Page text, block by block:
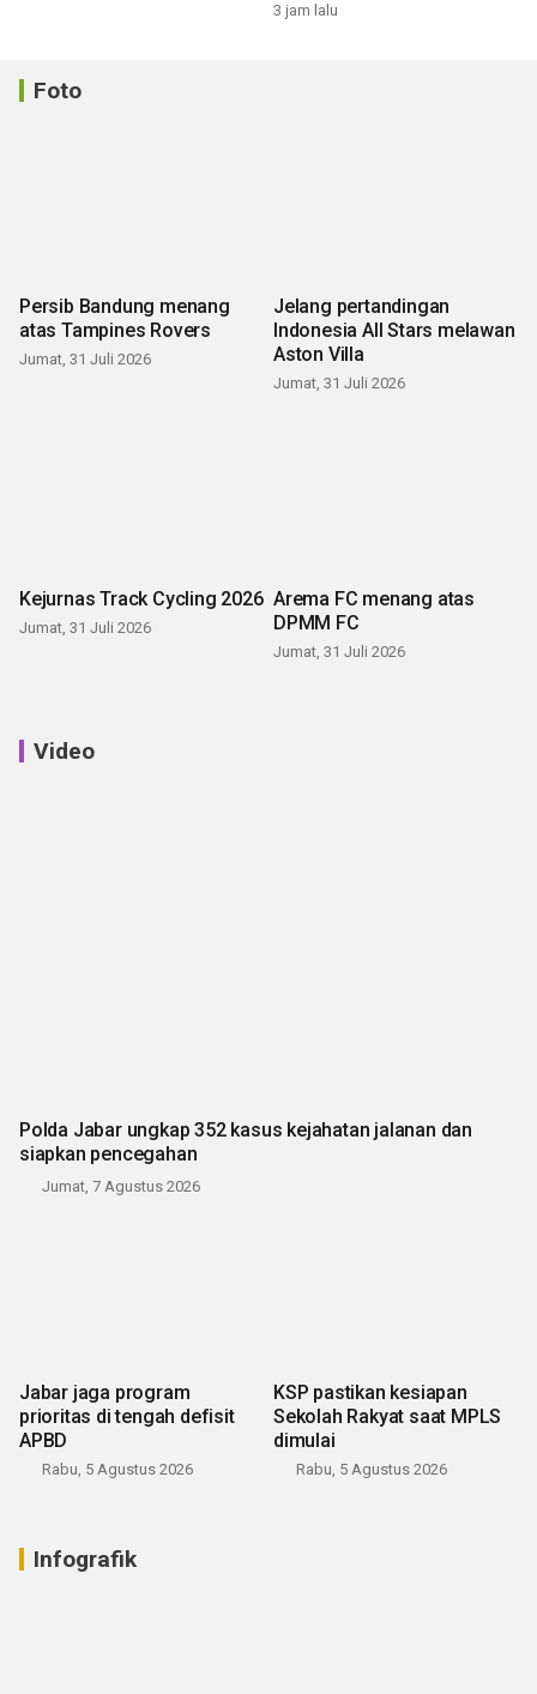
3 jam lalu
Foto
Persib Bandung menang
atas Tampines Rovers
Jumat, 31 Juli 2026
Jelang pertandingan
Indonesia All Stars melawan
Aston Villa
Jumat, 31 Juli 2026
Kejurnas Track Cycling 2026
Jumat, 31 Juli 2026
Arema FC menang atas
DPMM FC
Jumat, 31 Juli 2026
Video
Polda Jabar ungkap 352 kasus kejahatan jalanan dan
siapkan pencegahan
Jumat, 7 Agustus 2026
Jabar jaga program
prioritas di tengah defisit
APBD
Rabu, 5 Agustus 2026
KSP pastikan kesiapan
Sekolah Rakyat saat MPLS
dimulai
Rabu, 5 Agustus 2026
Infografik